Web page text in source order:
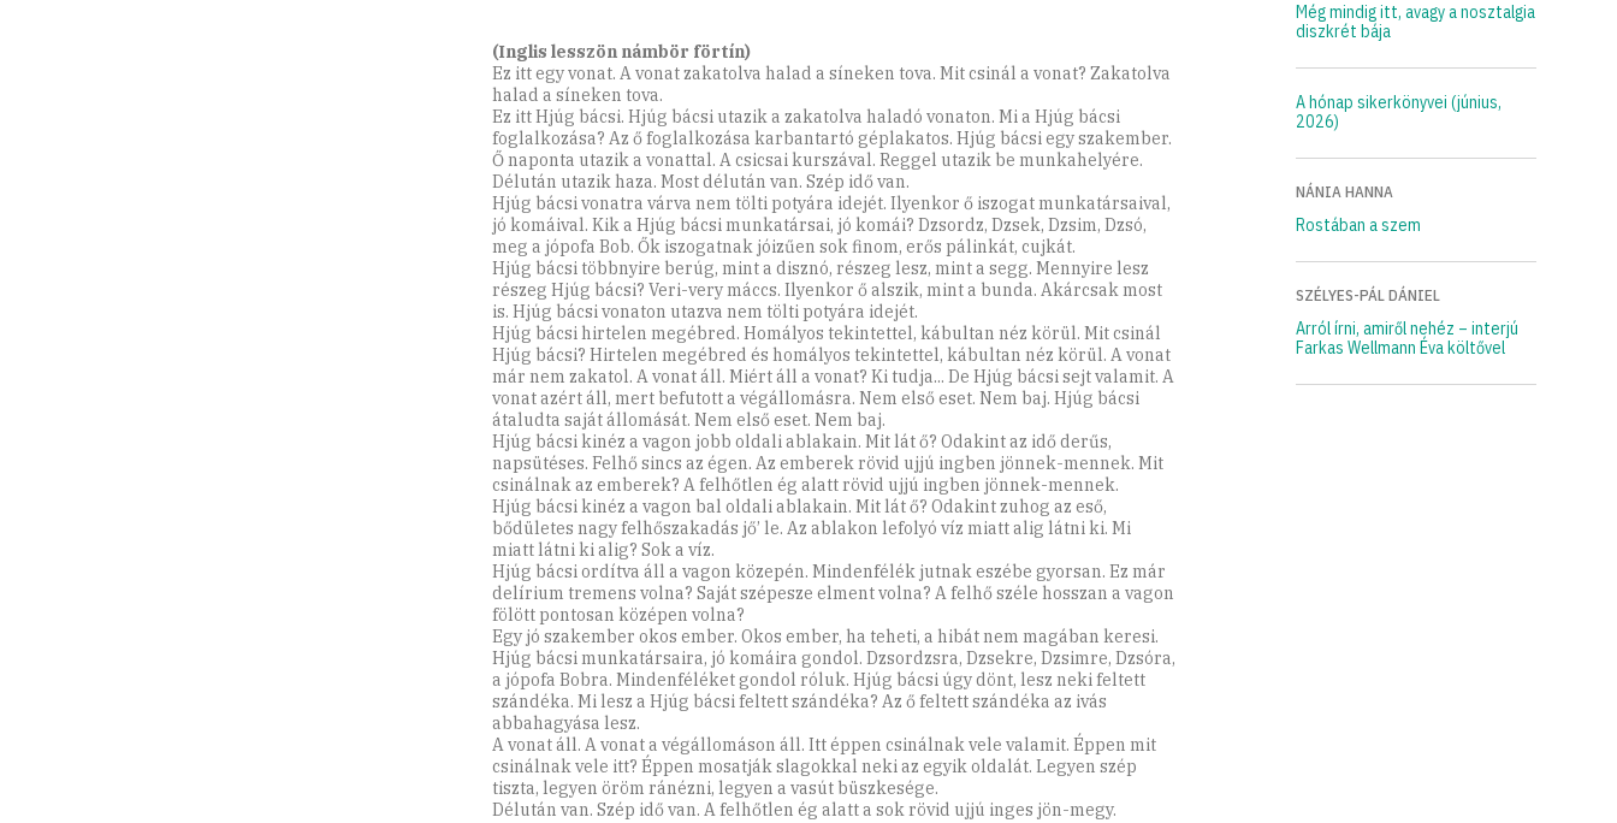
(Inglis lesszön námbör förtín)
Ez itt egy vonat. A vonat zakatolva halad a síneken tova. Mit csinál a vonat? Zakatolva
halad a síneken tova.
Ez itt Hjúg bácsi. Hjúg bácsi utazik a zakatolva haladó vonaton. Mi a Hjúg bácsi
foglalkozása? Az ő foglalkozása karbantartó géplakatos. Hjúg bácsi egy szakember.
Ő naponta utazik a vonattal. A csicsai kurszával. Reggel utazik be munkahelyére.
Délután utazik haza. Most délután van. Szép idő van.
Hjúg bácsi vonatra várva nem tölti potyára idejét. Ilyenkor ő iszogat munkatársaival,
jó komáival. Kik a Hjúg bácsi munkatársai, jó komái? Dzsordz, Dzsek, Dzsim, Dzsó,
meg a jópofa Bob. Ők iszogatnak jóizűen sok finom, erős pálinkát, cujkát.
Hjúg bácsi többnyire berúg, mint a disznó, részeg lesz, mint a segg. Mennyire lesz
részeg Hjúg bácsi? Veri-very máccs. Ilyenkor ő alszik, mint a bunda. Akárcsak most
is. Hjúg bácsi vonaton utazva nem tölti potyára idejét.
Hjúg bácsi hirtelen megébred. Homályos tekintettel, kábultan néz körül. Mit csinál
Hjúg bácsi? Hirtelen megébred és homályos tekintettel, kábultan néz körül. A vonat
már nem zakatol. A vonat áll. Miért áll a vonat? Ki tudja... De Hjúg bácsi sejt valamit. A
vonat azért áll, mert befutott a végállomásra. Nem első eset. Nem baj. Hjúg bácsi
átaludta saját állomását. Nem első eset. Nem baj.
Hjúg bácsi kinéz a vagon jobb oldali ablakain. Mit lát ő? Odakint az idő derűs,
napsütéses. Felhő sincs az égen. Az emberek rövid ujjú ingben jönnek-mennek. Mit
csinálnak az emberek? A felhőtlen ég alatt rövid ujjú ingben jönnek-mennek.
Hjúg bácsi kinéz a vagon bal oldali ablakain. Mit lát ő? Odakint zuhog az eső,
bődületes nagy felhőszakadás jő’ le. Az ablakon lefolyó víz miatt alig látni ki. Mi
miatt látni ki alig? Sok a víz.
Hjúg bácsi ordítva áll a vagon közepén. Mindenfélék jutnak eszébe gyorsan. Ez már
delírium tremens volna? Saját szépesze elment volna? A felhő széle hosszan a vagon
fölött pontosan középen volna?
Egy jó szakember okos ember. Okos ember, ha teheti, a hibát nem magában keresi.
Hjúg bácsi munkatársaira, jó komáira gondol. Dzsordzsra, Dzsekre, Dzsimre, Dzsóra,
a jópofa Bobra. Mindenféléket gondol róluk. Hjúg bácsi úgy dönt, lesz neki feltett
szándéka. Mi lesz a Hjúg bácsi feltett szándéka? Az ő feltett szándéka az ivás
abbahagyása lesz.
A vonat áll. A vonat a végállomáson áll. Itt éppen csinálnak vele valamit. Éppen mit
csinálnak vele itt? Éppen mosatják slagokkal neki az egyik oldalát. Legyen szép
tiszta, legyen öröm ránézni, legyen a vasút büszkesége.
Délután van. Szép idő van. A felhőtlen ég alatt a sok rövid ujjú inges jön-megy.
Még mindig itt, avagy a nosztalgia
diszkrét bája
A hónap sikerkönyvei (június,
2026)
NÁNIA HANNA
Rostában a szem
SZÉLYES-PÁL DÁNIEL
Arról írni, amiről nehéz – interjú
Farkas Wellmann Éva költővel